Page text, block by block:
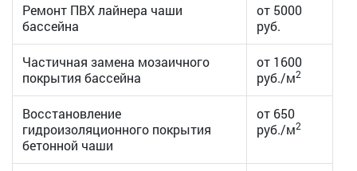
Ремонт ПВХ лайнера чаши
бассейна
от 5000
руб.
Частичная замена мозаичного
покрытия бассейна
от 1600
руб./м2
Восстановление
гидроизоляционного покрытия
бетонной чаши
от 650
руб./м2